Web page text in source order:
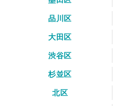
品川区
大田区
渋谷区
杉並区
北区